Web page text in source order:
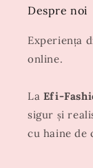
Despre noi
Experiența
online.
La Efi-
sigur și
cu haine